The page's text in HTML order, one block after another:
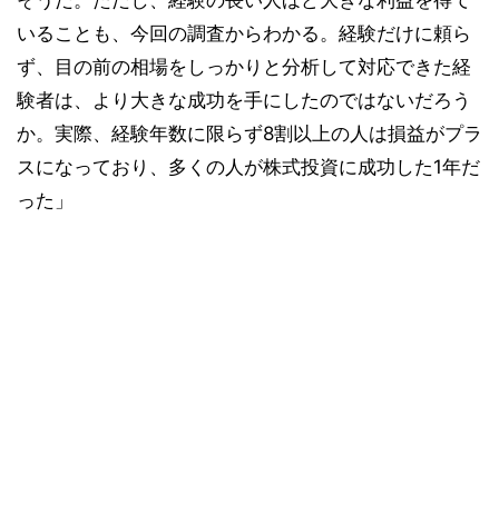
いることも、今回の調査からわかる。経験だけに頼ら
ず、目の前の相場をしっかりと分析して対応できた経
験者は、より大きな成功を手にしたのではないだろう
か。実際、経験年数に限らず8割以上の人は損益がプラ
スになっており、多くの人が株式投資に成功した1年だ
った」